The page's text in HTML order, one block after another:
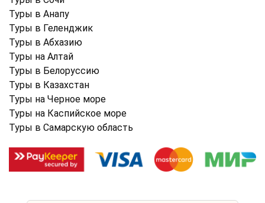
Туры в Анапу
Туры в Геленджик
Туры в Абхазию
Туры на Алтай
Туры в Белоруссию
Туры в Казахстан
Туры на Черное море
Туры на Каспийское море
Туры в Самарскую область